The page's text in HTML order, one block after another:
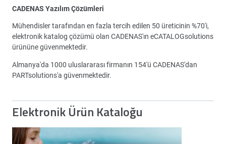
CADENAS Yazılım Çözümleri
Mühendisler tarafından en fazla tercih edilen 50 üreticinin %70'i,
elektronik katalog çözümü olan CADENAS'ın eCATALOGsolutions
ürününe güvenmektedir.
Almanya'da 1000 uluslararası firmanın 154'ü CADENAS'dan
PARTsolutions'a güvenmektedir.
Elektronik Ürün Kataloğu